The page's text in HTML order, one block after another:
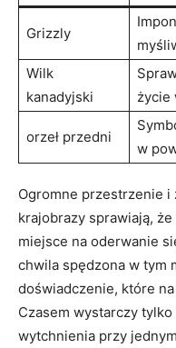
Grizzly
Wilk
kanadyjski
‌życie
orzeł przedni
w
Ogromne przestrzenie i
krajobrazy sprawiają,
miejsce na oderwanie
chwila spędzona w tym
doświadczenie, które
Czasem wystarczy
‌wytchnienia przy